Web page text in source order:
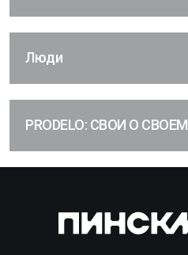
Люди
PRODELO: СВОИ О СВОЕМ